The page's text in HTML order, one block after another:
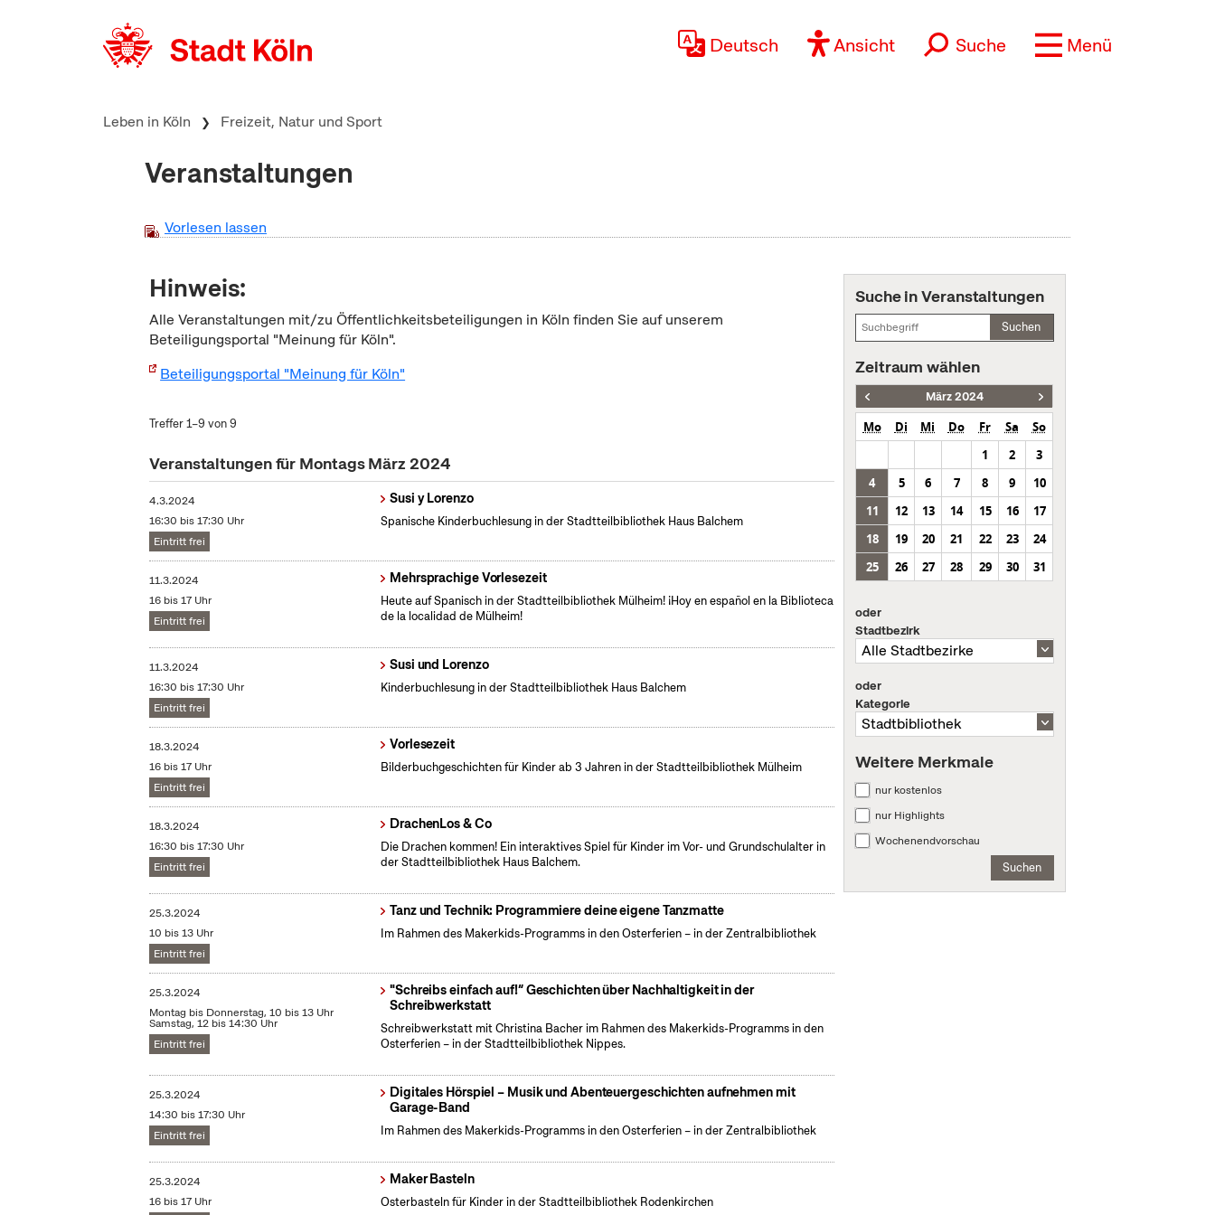
Deutsch Ansicht Suche Menü
Leben in Köln Freizeit, Natur und Sport
Veranstaltungen
Vorlesen lassen
Hinweis:
Alle Veranstaltungen mit/zu Öffentlichkeitsbeteiligungen in Köln finden Sie auf unserem
Beteiligungsportal "Meinung für Köln".
Beteiligungsportal "Meinung für Köln"
Treffer 1–9 von 9
Veranstaltungen für Montags März 2024
4.3.2024
16:30 bis 17:30 Uhr
Eintritt frei
Susi y Lorenzo
Spanische Kinderbuchlesung in der Stadtteilbibliothek Haus Balchem
11.3.2024
16 bis 17 Uhr
Eintritt frei
Mehrsprachige Vorlesezeit
Heute auf Spanisch in der Stadtteilbibliothek Mülheim! ¡Hoy en español en la Biblioteca
de la localidad de Mülheim!
11.3.2024
16:30 bis 17:30 Uhr
Eintritt frei
Susi und Lorenzo
Kinderbuchlesung in der Stadtteilbibliothek Haus Balchem
18.3.2024
16 bis 17 Uhr
Eintritt frei
Vorlesezeit
Bilderbuchgeschichten für Kinder ab 3 Jahren in der Stadtteilbibliothek Mülheim
18.3.2024
16:30 bis 17:30 Uhr
Eintritt frei
DrachenLos & Co
Die Drachen kommen! Ein interaktives Spiel für Kinder im Vor- und Grundschulalter in
der Stadtteilbibliothek Haus Balchem.
25.3.2024
10 bis 13 Uhr
Eintritt frei
Tanz und Technik: Programmiere deine eigene Tanzmatte
Im Rahmen des Makerkids-Programms in den Osterferien – in der Zentralbibliothek
25.3.2024
Montag bis Donnerstag, 10 bis 13 Uhr
Samstag, 12 bis 14:30 Uhr
Eintritt frei
"Schreibs einfach auf!“ Geschichten über Nachhaltigkeit in der
Schreibwerkstatt
Schreibwerkstatt mit Christina Bacher im Rahmen des Makerkids-Programms in den
Osterferien – in der Stadtteilbibliothek Nippes.
25.3.2024
14:30 bis 17:30 Uhr
Eintritt frei
Digitales Hörspiel – Musik und Abenteuergeschichten aufnehmen mit
Garage-Band
Im Rahmen des Makerkids-Programms in den Osterferien – in der Zentralbibliothek
25.3.2024
16 bis 17 Uhr
Maker Basteln
Osterbasteln für Kinder in der Stadtteilbibliothek Rodenkirchen
Suche in Veranstaltungen
Suchen
Zeitraum wählen
März 2024
Mo Di Mi Do Fr Sa
So
1
2
3
4
5 6 7 8 9
10
11
12 13 14 15 16
17
18
19 20 21 22 23
24
25
26 27 28 29 30 31
oder
Stadtbezirk
oder
Kategorie
Weitere Merkmale
nur kostenlos
nur Highlights
Wochenendvorschau
Suchen